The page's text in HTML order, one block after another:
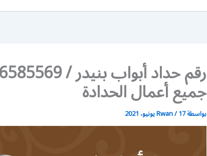
جميع أعمال الحدادة
بواسطة Rwan/17 يونيو، 2021